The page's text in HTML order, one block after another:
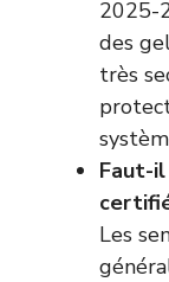
2025-
des
très
Faut-
Les